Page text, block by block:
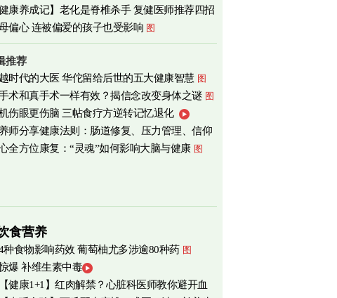
健康养成记】老化是脊椎杀手 复健医师推荐四招
偏心 连被偏爱的孩子也受影响 图
推荐
时代的大医 华佗留给后世的五大健康智慧 图
术和真手术一样有效？揭信念改变身体之谜 图
伤眼更伤脑 三帖食疗方逆转记忆退化
师分享健康法则：肠道修复、压力管理、信仰
图
全方位康复：“灵魂”如何影响大脑与健康 图
食营养
种食物影响药效 葡萄柚尤多涉逾80种药 图
爆 补维生素中毒
健康1+1】红肉解禁？心脏科医师教你避开血